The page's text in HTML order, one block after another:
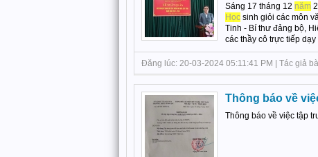
Sáng 17 tháng 12 năm
Họcsinh giỏi các môn
Tinh - Bí thư đảng bộ,
các thầy cô trực tiếp dạy
Đăng lúc: 20-03-2024 05:11:41 PM | Tác giả
Thông báo về
Thông báo về việc tập